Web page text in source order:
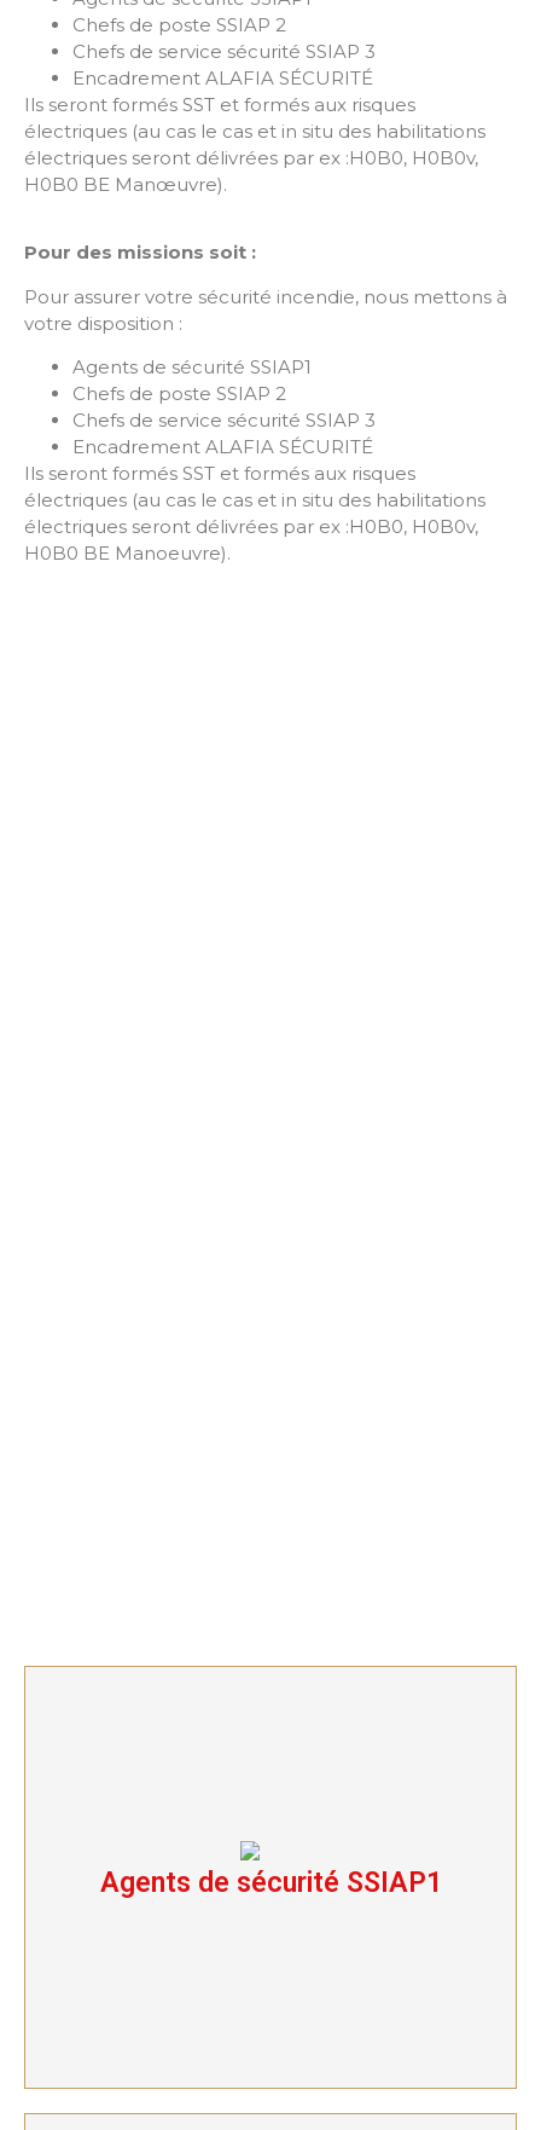
Chefs de poste SSIAP 2
Chefs de service sécurité SSIAP 3
Encadrement ALAFIA SÉCURITÉ
Ils seront formés SST et formés aux risques
électriques (au cas le cas et in situ des habilitations
électriques seront délivrées par ex :H0B0, H0B0v,
H0B0 BE Manœuvre).
Pour des missions soit :
Pour assurer votre sécurité incendie, nous mettons à
votre disposition :
Agents de sécurité SSIAP1
Chefs de poste SSIAP 2
Chefs de service sécurité SSIAP 3
Encadrement ALAFIA SÉCURITÉ
Ils seront formés SST et formés aux risques
électriques (au cas le cas et in situ des habilitations
électriques seront délivrées par ex :H0B0, H0B0v,
H0B0 BE Manoeuvre).
Agents de sécurité SSIAP1
Agents de sécurité SSIAP1